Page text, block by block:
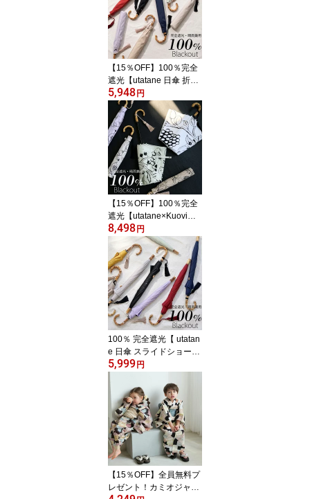
しい 晴雨兼用 1級遮光 撥
水 軽量｜大判｜長傘｜竹
製 高見え 北欧 フィンラ
ンド ギフト クオヴィ[レ
ディース]2026新作
【15％OFF】100％完全
遮光【utatane 日傘 折り
たたみ トップレス 2段 5
5cm｜形態安定 無地 バ
ンブー タッセル付】遮光
率100％ UVカット99.9%
以上 遮熱 涼しい 晴雨兼
用 1級遮光 撥水 軽量｜た
たみやすい｜大判｜竹製
｜高見え [レディース メ
ンズ 子供 ユニセックス]2
026新作
5,948円
【15％OFF】100％完全
遮光【utatane×Kuovi日
傘 折りたたみ トップレ
ス 2段 55cm｜オーチャ
ードバンブー タッセル
付】遮光率100％ UVカ
ット99.9%以上 遮熱 涼
しい 晴雨兼用 1級遮光 撥
水 軽量｜たたみやすい｜
大判｜竹製 高見え 北欧
フィンランド クオヴィ
[レディース]
8,498円
100％ 完全遮光【 utatan
e 日傘 スライドショート
47cm | 無地 バンブー タ
UVカット99.9%以上 遮
熱 涼しい 晴雨兼用 1級遮
光 撥水 軽量 | 長傘 | 持ち
やすい たたみやすい 竹
製 高見え レディース メ
ンズ 子供 ユニセックス 2
026再入荷
5,999円
【15％OFF】全員無料プ
レゼント！カミオジャパ